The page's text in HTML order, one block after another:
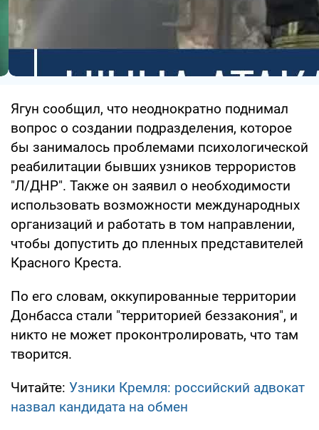
Ягун сообщил, что неоднократно поднимал
вопрос о создании подразделения, которое
бы занималось проблемами психологической
реабилитации бывших узников террористов
"Л/ДНР". Также он заявил о необходимости
использовать возможности международных
организаций и работать в том направлении,
чтобы допустить до пленных представителей
Красного Креста.
По его словам, оккупированные территории
Донбасса стали "территорией беззакония", и
никто не может проконтролировать, что там
творится.
Читайте: Узники Кремля: российский адвокат
назвал кандидата на обмен